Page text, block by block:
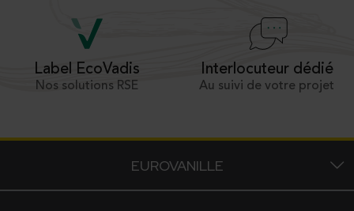
Label EcoVadis
Nos solutions RSE
Interlocuteur dédié
Au suivi de votre projet
EUROVANILLE